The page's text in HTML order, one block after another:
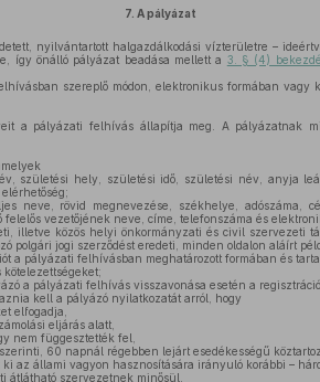
7. A pályázat
nyilvántartott halgazdálkodási vízterületre –
így önálló pályázat beadása mellett a 3. § (4)
szereplő módon, elektronikus formában vagy
a pályázati felhívás állapítja meg. A pályázatnak
születési hely, születési idő, születési név, anyja
neve, rövid megnevezése, székhelye, adószáma,
vezetőjének neve, címe, telefonszáma és
illetve közös helyi önkormányzati és civil szervezeti
polgári jogi szerződést eredeti, minden oldalon aláírt
a pályázati felhívásban meghatározott formában és
a pályázati felhívás visszavonása esetén a
kell a pályázó nyilatkozatát arról, hogy
elfogadja,
eljárás alatt,
nem függesztették fel,
60 napnál régebben lejárt esedékességű
az állami vagyon hasznosítására irányuló korábbi –
átlátható szervezetnek minősül,